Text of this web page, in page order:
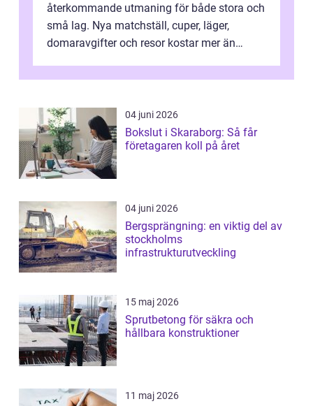
återkommande utmaning för både stora och
små lag. Nya matchställ, cuper, läger,
domaravgifter och resor kostar mer än
behöver...
04 juni 2026
Bokslut i Skaraborg: Så får
företagaren koll på året
04 juni 2026
Bergsprängning: en viktig del av
stockholms
infrastrukturutveckling
15 maj 2026
Sprutbetong för säkra och
hållbara konstruktioner
11 maj 2026